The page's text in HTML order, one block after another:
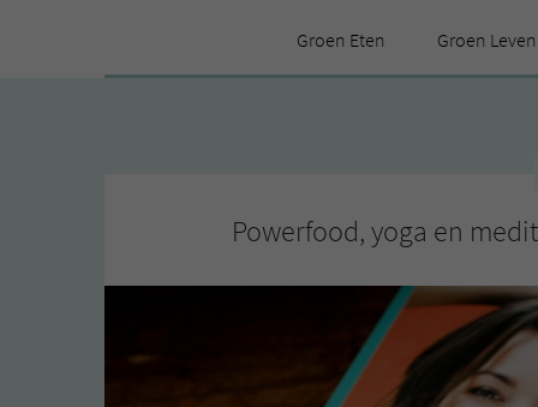
Groen Eten Groen Leven
Powerfood, yoga en